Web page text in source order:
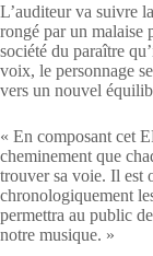
L’auditeur va suivre
rongé par un malaise
société du paraître
voix, le personnage
vers un nouvel
« En composant cet
cheminement que
trouver sa voie. Il est
chronologiquement
permettra au public
notre musique. »